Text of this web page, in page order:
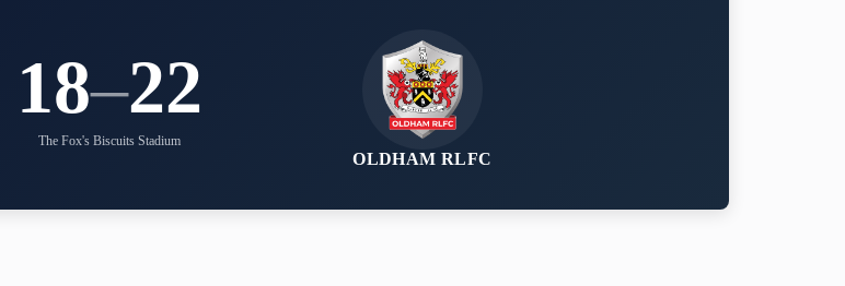
18–22
The Fox's Biscuits Stadium
OLDHAM RLFC